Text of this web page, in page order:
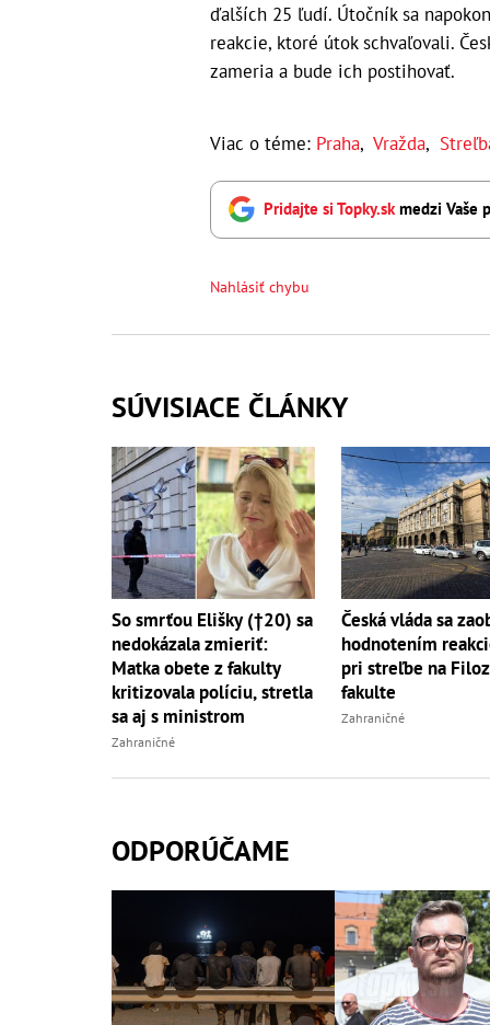
ďalších 25 ľudí. Útočník sa
reakcie, ktoré útok schvaľovali.
zameria a bude ich postihovať.
Viac o téme: Praha, Vražda,
Pridajte si Topky.skmedzi Vaše
Nahlásiť chybu
SÚVISIACE ČLÁNKY
So smrťou Elišky (†20) sa
nedokázala zmieriť:
Matka obete z fakulty
kritizovala políciu, stretla
sa aj s ministrom
Zahraničné
Česká vláda sa
hodnotením
pri streľbe na
fakulte
Zahraničné
ODPORÚČAME